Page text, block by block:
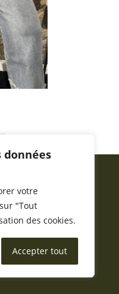
votre
"Tout
des cookies.
Accepter tout